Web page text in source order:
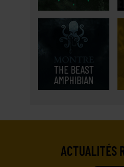
ACTUALITÉS